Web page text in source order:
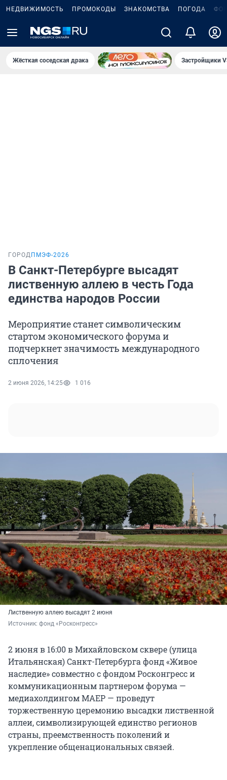
НЕДВИЖИМОСТЬ ПРОМОКОДЫ ЗНАКОМСТВА ПОГОДА
Жёсткая соседская драка Застройщики
ГОРОД ПМЭФ-2026
В Санкт-Петербурге высадят
лиственную аллею в честь Года
единства народов России
Мероприятие станет символическим
стартом экономического форума и
подчеркнет значимость международного
сплочения
2 июня 2026, 14:25 1 016
Лиственную аллею высадят 2 июня
Источник: фонд «Росконгресс»
2 июня в 16:00 в Михайловском сквере (улица
Итальянская) Санкт-Петербурга фонд «Живое
наследие» совместно с фондом Росконгресс и
коммуникационным партнером форума —
медиахолдингом МАЕР — проведут
торжественную церемонию высадки лиственной
аллеи, символизирующей единство регионов
страны, преемственность поколений и
укрепление общенациональных связей.